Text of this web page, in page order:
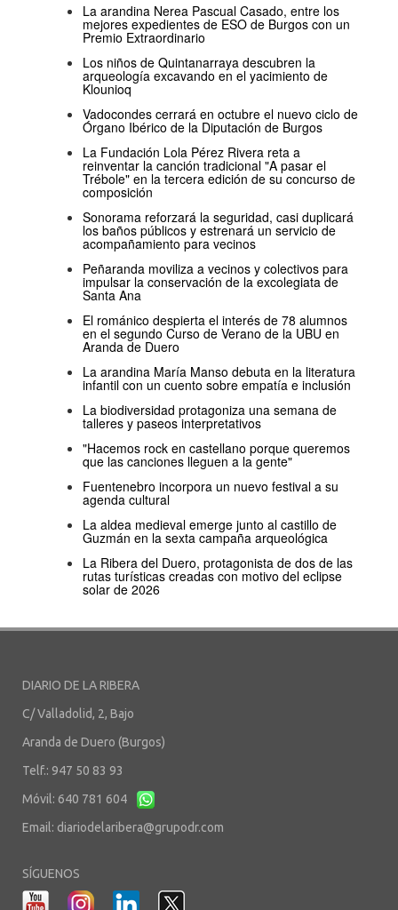
La arandina Nerea Pascual Casado, entre los
mejores expedientes de ESO de Burgos con un
Premio Extraordinario
Los niños de Quintanarraya descubren la
arqueología excavando en el yacimiento de
Klounioq
Vadocondes cerrará en octubre el nuevo ciclo de
Órgano Ibérico de la Diputación de Burgos
La Fundación Lola Pérez Rivera reta a
reinventar la canción tradicional "A pasar el
Trébole" en la tercera edición de su concurso de
composición
Sonorama reforzará la seguridad, casi duplicará
los baños públicos y estrenará un servicio de
acompañamiento para vecinos
Peñaranda moviliza a vecinos y colectivos para
impulsar la conservación de la excolegiata de
Santa Ana
El románico despierta el interés de 78 alumnos
en el segundo Curso de Verano de la UBU en
Aranda de Duero
La arandina María Manso debuta en la literatura
infantil con un cuento sobre empatía e inclusión
La biodiversidad protagoniza una semana de
talleres y paseos interpretativos
"Hacemos rock en castellano porque queremos
que las canciones lleguen a la gente"
Fuentenebro incorpora un nuevo festival a su
agenda cultural
La aldea medieval emerge junto al castillo de
Guzmán en la sexta campaña arqueológica
La Ribera del Duero, protagonista de dos de las
rutas turísticas creadas con motivo del eclipse
solar de 2026
DIARIO DE LA RIBERA
C/ Valladolid, 2, Bajo
Aranda de Duero (Burgos)
Telf.: 947 50 83 93
Móvil: 640 781 604
Email: diariodelaribera@grupodr.com
SÍGUENOS